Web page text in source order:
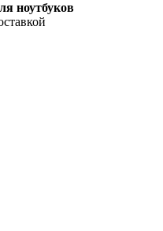
ноутбуков